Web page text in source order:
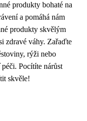
produkty bohaté na
a pomáhá nám
produkty skvělým
zdravé váhy. Zařaďte
rýži nebo
péči. Pocítíte nárůst
skvěle!